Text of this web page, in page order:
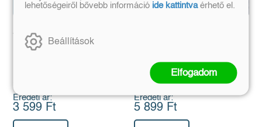
Acél
Eredeti ár:
3 599 Ft
(E-könyv)
Hanya Yanagihara
Eredeti ár:
5 899 Ft
lehetőségeiről bővebb információ ide kattintvaérhető el.
Beállítások
Elfogadom